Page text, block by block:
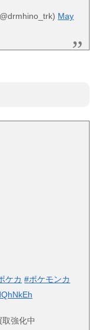
May
ケカ #ポケモンカ
強化中